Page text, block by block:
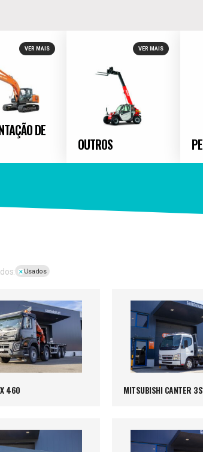
VER MAIS
DE
VER MAIS
OUTROS
Usados
460 MITSUBISHI CANTER